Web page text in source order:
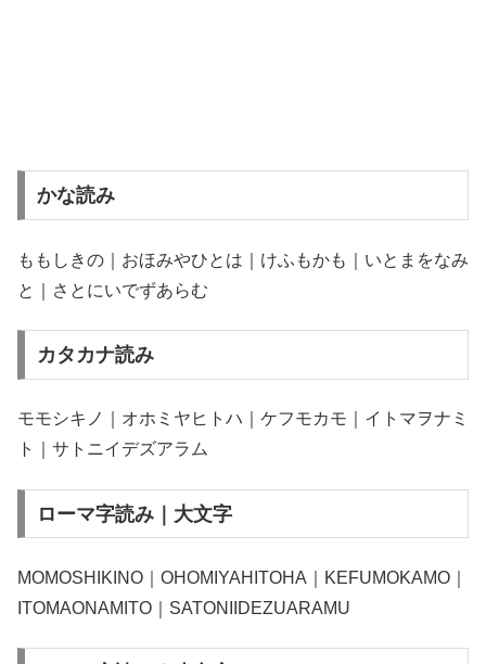
かな読み
ももしきの｜おほみやひとは｜けふもかも｜いとまをなみ
と｜さとにいでずあらむ
カタカナ読み
モモシキノ｜オホミヤヒトハ｜ケフモカモ｜イトマヲナミ
ト｜サトニイデズアラム
ローマ字読み｜大文字
MOMOSHIKINO｜OHOMIYAHITOHA｜KEFUMOKAMO｜
ITOMAONAMITO｜SATONIIDEZUARAMU